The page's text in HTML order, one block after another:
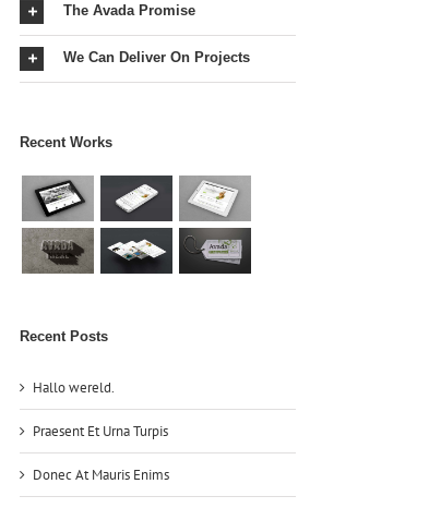
The Avada Promise
We Can Deliver On Projects
Recent Works
Recent Posts
Hallo wereld.
Praesent Et Urna Turpis
Donec At Mauris Enims